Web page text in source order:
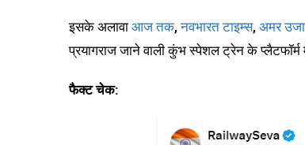
इसके अलावा आज तक,नवभारत टाइम्स, अमर
प्रयागराज जाने वाली कुंभ स्पेशल ट्रेन के
फैक्ट चेक: